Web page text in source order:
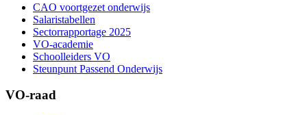
CAO voortgezet onderwijs
Salaristabellen
Sectorrapportage 2025
VO-academie
Schoolleiders VO
Steunpunt Passend Onderwijs
VO-raad